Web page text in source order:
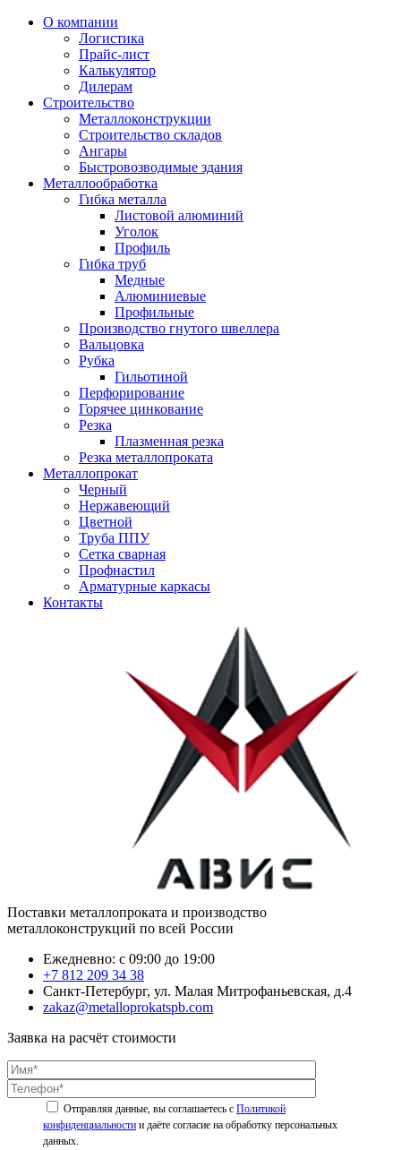
О компании
Логистика
Прайс-лист
Калькулятор
Дилерам
Строительство
Металлоконструкции
Строительство складов
Ангары
Быстровозводимые здания
Металлообработка
Гибка металла
Листовой алюминий
Уголок
Профиль
Гибка труб
Медные
Алюминиевые
Профильные
Производство гнутого швеллера
Вальцовка
Рубка
Гильотиной
Перфорирование
Горячее цинкование
Резка
Плазменная резка
Резка металлопроката
Металлопрокат
Черный
Нержавеющий
Цветной
Труба ППУ
Сетка сварная
Профнастил
Арматурные каркасы
Контакты
Поставки металлопроката и производство
металлоконструкций по всей России
Ежедневно: с 09:00 до 19:00
+7 812 209 34 38
Санкт-Петербург, ул. Малая Митрофаньевская, д.4
zakaz@metalloprokatspb.com
Заявка на расчёт стоимости
Политикой
конфиденциальности